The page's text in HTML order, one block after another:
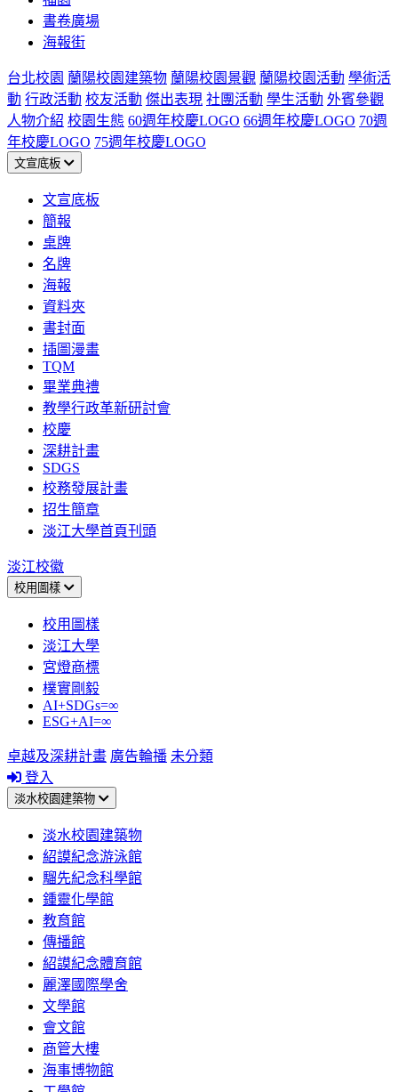
書卷廣場
海報街
台北校園 蘭陽校園建築物 蘭陽校園景觀 蘭陽校園活動 學術活
動 行政活動 校友活動 傑出表現 社團活動 學生活動 外賓參觀
人物介紹 校園生態 60週年校慶LOGO 66週年校慶LOGO 70週
年校慶LOGO 75週年校慶LOGO
文宣底板
文宣底板
簡報
桌牌
名牌
海報
資料夾
書封面
插圖漫畫
TQM
畢業典禮
教學行政革新研討會
校慶
深耕計畫
SDGS
校務發展計畫
招生簡章
淡江大學首頁刊頭
淡江校徽
校用圖樣
校用圖樣
淡江大學
宮燈商標
樸實剛毅
AI+SDGs=∞
ESG+AI=∞
卓越及深耕計畫 廣告輪播 未分類
登入
淡水校園建築物
淡水校園建築物
紹謨紀念游泳館
騮先紀念科學館
鍾靈化學館
教育館
傳播館
紹謨紀念體育館
麗澤國際學舍
文學館
會文館
商管大樓
海事博物館